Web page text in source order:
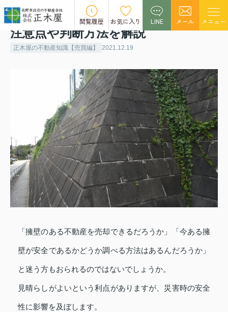
閲覧履歴 お気に入り LINE メール メニュー
擁壁のある不動産を売却するには？
注意点や判断方法を解説
正木屋の不動産知識【売買編】 2021.12.19
「擁壁のある不動産を売却できるだろうか」「今ある擁
壁が安全であるかどうか調べる方法はあるんだろうか」
と迷う方もおられるのではないでしょうか。
見晴らしがよいという利点がありますが、災害時の安全
性に影響を及ぼします。